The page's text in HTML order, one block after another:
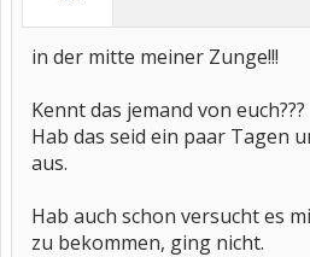
in der mitte meiner Zunge!!!
Kennt das jemand von euch???
Hab das seid ein paar Tagen
aus.
Hab auch schon versucht es
zu bekommen, ging nicht.